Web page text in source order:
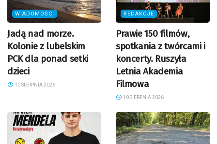
WIADOMOŚCI
Jadą nad morze.
Kolonie z lubelskim
PCK dla ponad setki
dzieci
10 SIERPNIA 2026
REDAKCJE
Prawie 150 filmów,
spotkania z twórcami i
koncerty. Ruszyła
Letnia Akademia
Filmowa
10 SIERPNIA 2026